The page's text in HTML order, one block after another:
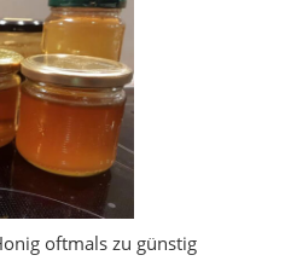
oftmals zu günstig